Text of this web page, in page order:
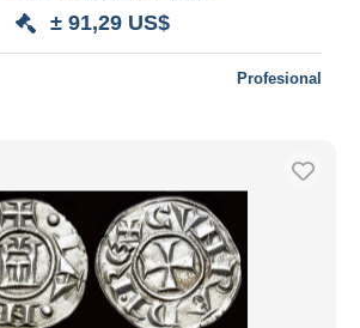
± 91,29 US$
Profesional